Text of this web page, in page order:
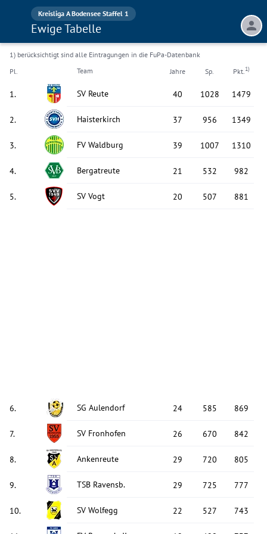
Kreisliga A Bodensee Staffel 1
Ewige Tabelle
1) berücksichtigt sind alle Eintragungen in die FuPa-Datenbank
Pl.
Team Jahre Sp. Pkt.1)
1. SV Reute 40 1028 1479
2. Haisterkirch 37 956 1349
3. FV Waldburg 39 1007 1310
4. Bergatreute 21 532 982
5. SV Vogt 20 507 881
6. SG Aulendorf 24 585 869
7. SV Fronhofen 26 670 842
8. Ankenreute 29 720 805
9. TSB Ravensb. 29 725 777
10. SV Wolfegg 22 527 743